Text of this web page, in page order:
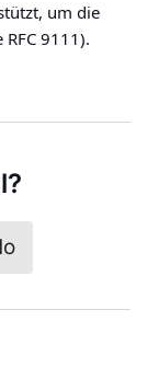
um die
9111).